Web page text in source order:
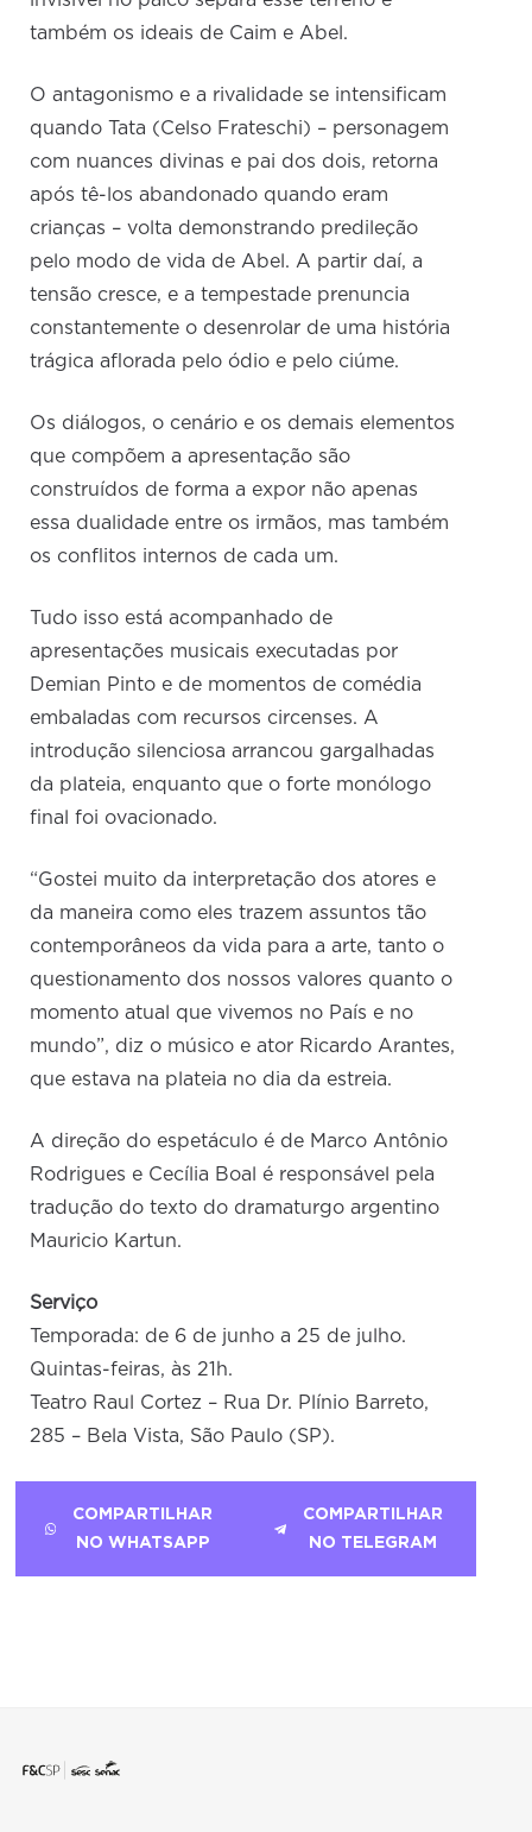
também os ideais de Caim e Abel.
O antagonismo e a rivalidade se intensificam
quando Tata (Celso Frateschi) – personagem
com nuances divinas e pai dos dois, retorna
após tê-los abandonado quando eram
crianças – volta demonstrando predileção
pelo modo de vida de Abel. A partir daí, a
tensão cresce, e a tempestade prenuncia
constantemente o desenrolar de uma história
trágica aflorada pelo ódio e pelo ciúme.
Os diálogos, o cenário e os demais elementos
que compõem a apresentação são
construídos de forma a expor não apenas
essa dualidade entre os irmãos, mas também
os conflitos internos de cada um.
Tudo isso está acompanhado de
apresentações musicais executadas por
Demian Pinto e de momentos de comédia
embaladas com recursos circenses. A
introdução silenciosa arrancou gargalhadas
da plateia, enquanto que o forte monólogo
final foi ovacionado.
“Gostei muito da interpretação dos atores e
da maneira como eles trazem assuntos tão
contemporâneos da vida para a arte, tanto o
questionamento dos nossos valores quanto o
momento atual que vivemos no País e no
mundo”, diz o músico e ator Ricardo Arantes,
que estava na plateia no dia da estreia.
A direção do espetáculo é de Marco Antônio
Rodrigues e Cecília Boal é responsável pela
tradução do texto do dramaturgo argentino
Mauricio Kartun.
Serviço
Temporada: de 6 de junho a 25 de julho.
Quintas-feiras, às 21h.
Teatro Raul Cortez – Rua Dr. Plínio Barreto,
285 – Bela Vista, São Paulo (SP).
COMPARTILHAR
NO WHATSAPP
COMPARTILHAR
NO TELEGRAM